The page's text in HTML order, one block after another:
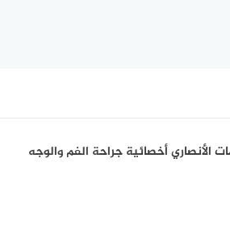
الأنصاري أخصائية جراحة الفم والوجه